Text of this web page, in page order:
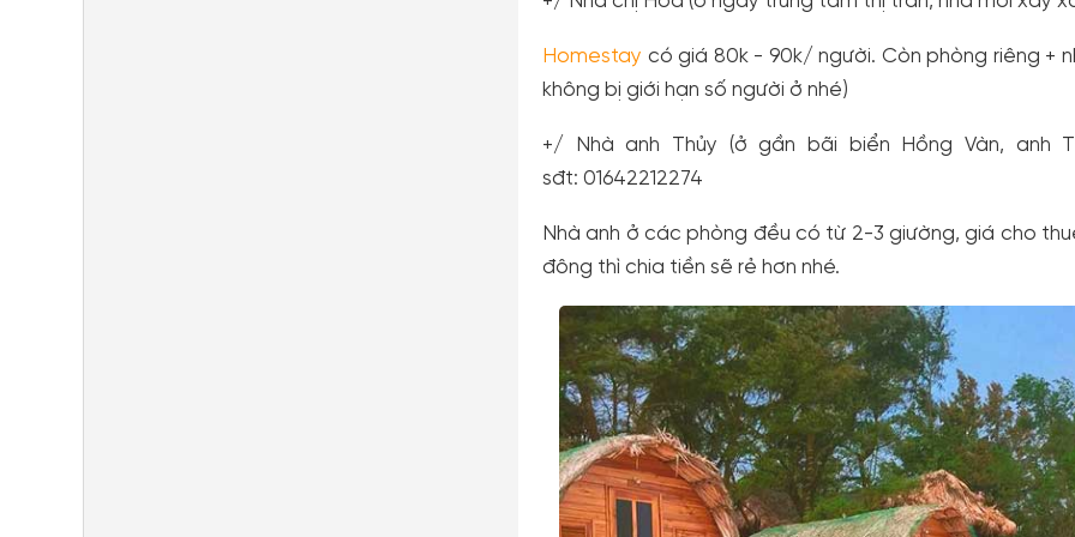
Homestay có giá 80k - 90k/ người. Còn phòng riêng +
không bị giới hạn số người ở nhé)
+/ Nhà anh Thủy (ở gần bãi biển Hồng Vàn,
sđt: 01642212274
Nhà anh ở các phòng đều có từ 2-3 giường, giá cho
đông thì chia tiền sẽ rẻ hơn nhé.